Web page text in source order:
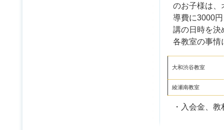
のお子様は、
導費に3000
講の日時を決
各教室の事情
大和渋谷教室
綾瀬南教室
・入会金、